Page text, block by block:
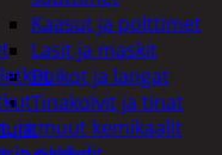
Kaasut ja polttimet
Lasit ja maskit
Puikot ja langat
Tinakolvit ja tinat
ja muut kemikaalit